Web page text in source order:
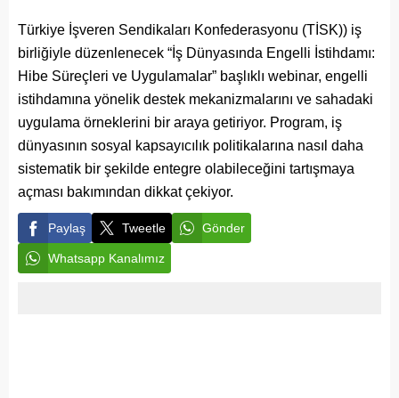
Türkiye İşveren Sendikaları Konfederasyonu (TİSK)) iş
birliğiyle düzenlenecek “İş Dünyasında Engelli İstihdamı:
Hibe Süreçleri ve Uygulamalar” başlıklı webinar, engelli
istihdamına yönelik destek mekanizmalarını ve sahadaki
uygulama örneklerini bir araya getiriyor. Program, iş
dünyasının sosyal kapsayıcılık politikalarına nasıl daha
sistematik bir şekilde entegre olabileceğini tartışmaya
açması bakımından dikkat çekiyor.
Paylaş Tweetle Gönder
Whatsapp Kanalımız